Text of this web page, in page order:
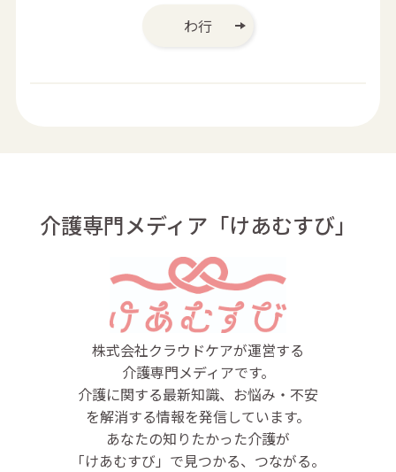
わ行
介護専門メディア「けあむすび」
株式会社クラウドケアが運営する
介護専門メディアです。
介護に関する最新知識、お悩み・不安
を解消する情報を発信しています。
あなたの知りたかった介護が
「けあむすび」で見つかる、つながる。